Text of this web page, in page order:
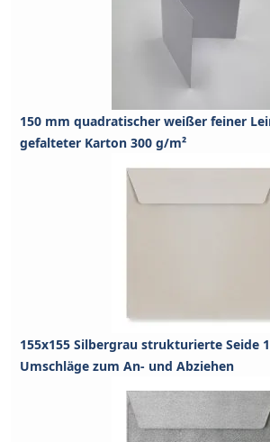
150 mm quadratischer weißer feiner
gefalteter Karton 300 g/m²
155x155 Silbergrau strukturierte Seide
Umschläge zum An- und Abziehen